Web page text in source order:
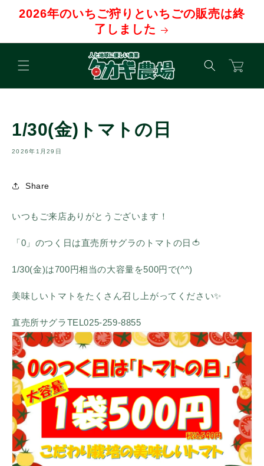
ンツに
2026年のいちご狩りといちごの販売は終
了しました
ー
1/30(金)トマトの日
2026年1月29日
Share
いつもご来店ありがとうございます！
「0」のつく日は直売所サグラのトマトの日🍅
1/30(金)は700円相当の大容量を500円で(^^)
美味しいトマトをたくさん召し上がってください✨
直売所サグラTEL025-259-8855